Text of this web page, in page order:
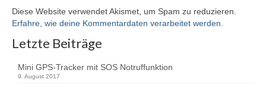
Diese Website verwendet Akismet, um Spam zu reduzieren.
Erfahre, wie deine Kommentardaten verarbeitet werden.
Letzte Beiträge
Mini GPS-Tracker mit SOS Notruffunktion
9. August 2017